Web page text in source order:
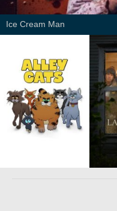
Ice Cream Man